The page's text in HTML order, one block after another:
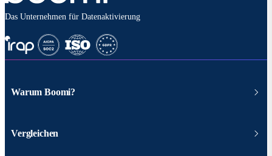
Das Unternehmen für Datenaktivierung
Warum Boomi?
Vergleichen